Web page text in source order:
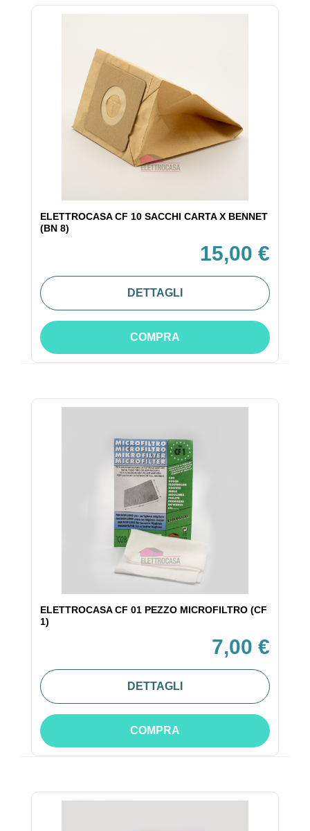
ELETTROCASA CF 10 SACCHI CARTA X BENNET
(BN 8)
15,00 €
DETTAGLI
COMPRA
ELETTROCASA CF 01 PEZZO MICROFILTRO (CF
1)
7,00 €
DETTAGLI
COMPRA